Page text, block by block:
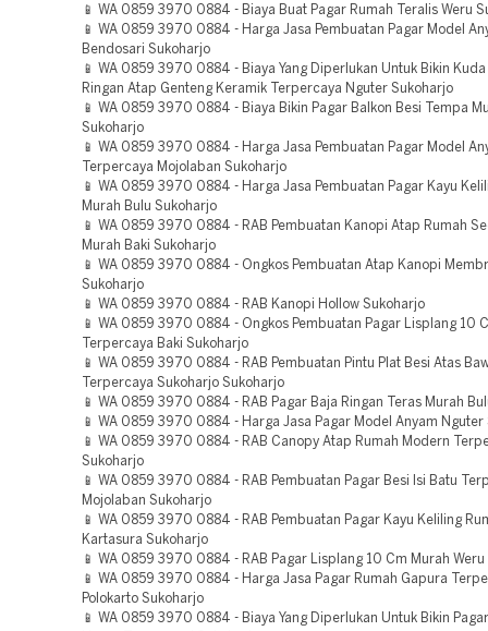
📱 WA 0859 3970 0884 - Biaya Buat Pagar Rumah Teralis Weru
📱 WA 0859 3970 0884 - Harga Jasa Pembuatan Pagar Model
Bendosari Sukoharjo
📱 WA 0859 3970 0884 - Biaya Yang Diperlukan Untuk Bikin
Ringan Atap Genteng Keramik Terpercaya Nguter Sukoharjo
📱 WA 0859 3970 0884 - Biaya Bikin Pagar Balkon Besi Tempa
Sukoharjo
📱 WA 0859 3970 0884 - Harga Jasa Pembuatan Pagar Model
Terpercaya Mojolaban Sukoharjo
📱 WA 0859 3970 0884 - Harga Jasa Pembuatan Pagar Kayu
Murah Bulu Sukoharjo
📱 WA 0859 3970 0884 - RAB Pembuatan Kanopi Atap Rumah
Murah Baki Sukoharjo
📱 WA 0859 3970 0884 - Ongkos Pembuatan Atap Kanopi
Sukoharjo
📱 WA 0859 3970 0884 - RAB Kanopi Hollow Sukoharjo
📱 WA 0859 3970 0884 - Ongkos Pembuatan Pagar Lisplang 10
Terpercaya Baki Sukoharjo
📱 WA 0859 3970 0884 - RAB Pembuatan Pintu Plat Besi Atas
Terpercaya Sukoharjo Sukoharjo
📱 WA 0859 3970 0884 - RAB Pagar Baja Ringan Teras Murah
📱 WA 0859 3970 0884 - Harga Jasa Pagar Model Anyam Nguter
📱 WA 0859 3970 0884 - RAB Canopy Atap Rumah Modern
Sukoharjo
📱 WA 0859 3970 0884 - RAB Pembuatan Pagar Besi Isi Batu
Mojolaban Sukoharjo
📱 WA 0859 3970 0884 - RAB Pembuatan Pagar Kayu Keliling
Kartasura Sukoharjo
📱 WA 0859 3970 0884 - RAB Pagar Lisplang 10 Cm Murah Weru
📱 WA 0859 3970 0884 - Harga Jasa Pagar Rumah Gapura
Polokarto Sukoharjo
📱 WA 0859 3970 0884 - Biaya Yang Diperlukan Untuk Bikin